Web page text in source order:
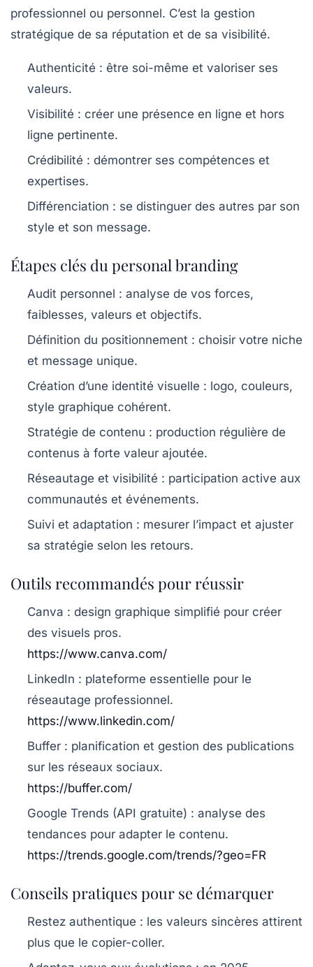
professionnel ou personnel. C’est la gestion
stratégique de sa réputation et de sa visibilité.
Authenticité : être soi-même et valoriser ses
valeurs.
Visibilité : créer une présence en ligne et hors
ligne pertinente.
Crédibilité : démontrer ses compétences et
expertises.
Différenciation : se distinguer des autres par son
style et son message.
Étapes clés du personal branding
Audit personnel : analyse de vos forces,
faiblesses, valeurs et objectifs.
Définition du positionnement : choisir votre niche
et message unique.
Création d’une identité visuelle : logo, couleurs,
style graphique cohérent.
Stratégie de contenu : production régulière de
contenus à forte valeur ajoutée.
Réseautage et visibilité : participation active aux
communautés et événements.
Suivi et adaptation : mesurer l’impact et ajuster
sa stratégie selon les retours.
Outils recommandés pour réussir
Canva : design graphique simplifié pour créer
des visuels pros.
https://www.canva.com/
LinkedIn : plateforme essentielle pour le
réseautage professionnel.
https://www.linkedin.com/
Buffer : planification et gestion des publications
sur les réseaux sociaux.
https://buffer.com/
Google Trends (API gratuite) : analyse des
tendances pour adapter le contenu.
https://trends.google.com/trends/?geo=FR
Conseils pratiques pour se démarquer
Restez authentique : les valeurs sincères attirent
plus que le copier-coller.